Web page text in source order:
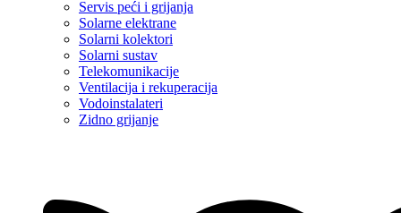
Servis peći i grijanja
Solarne elektrane
Solarni kolektori
Solarni sustav
Telekomunikacije
Ventilacija i rekuperacija
Vodoinstalateri
Zidno grijanje